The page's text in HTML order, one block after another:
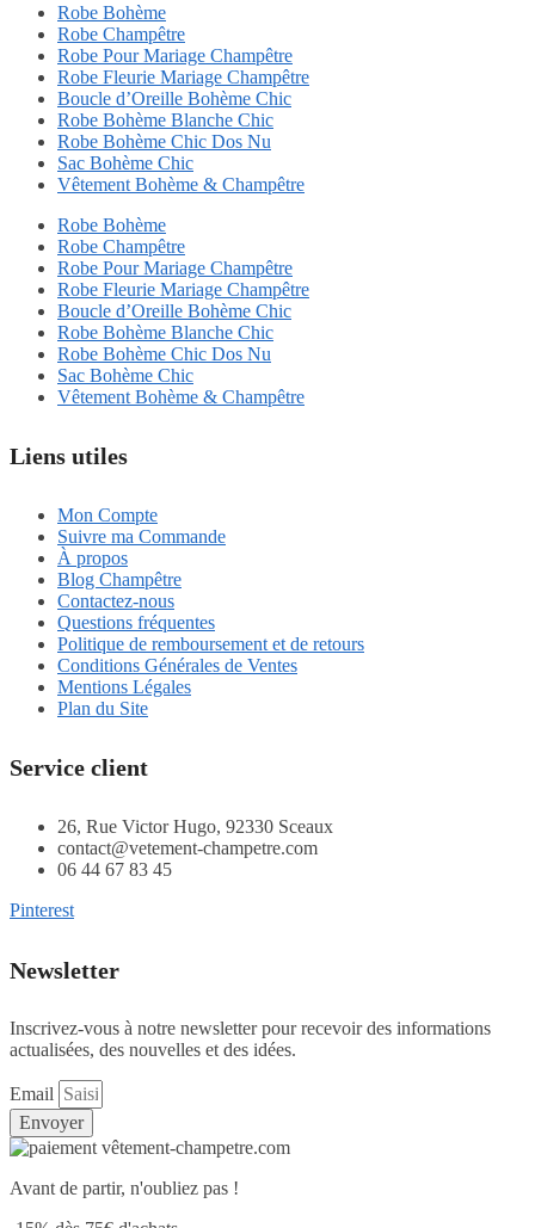
Robe Bohème
Robe Champêtre
Robe Pour Mariage Champêtre
Robe Fleurie Mariage Champêtre
Boucle d’Oreille Bohème Chic
Robe Bohème Blanche Chic
Robe Bohème Chic Dos Nu
Sac Bohème Chic
Vêtement Bohème & Champêtre
Robe Bohème
Robe Champêtre
Robe Pour Mariage Champêtre
Robe Fleurie Mariage Champêtre
Boucle d’Oreille Bohème Chic
Robe Bohème Blanche Chic
Robe Bohème Chic Dos Nu
Sac Bohème Chic
Vêtement Bohème & Champêtre
Liens utiles
Mon Compte
Suivre ma Commande
À propos
Blog Champêtre
Contactez-nous
Questions fréquentes
Politique de remboursement et de retours
Conditions Générales de Ventes
Mentions Légales
Plan du Site
Service client
26, Rue Victor Hugo, 92330 Sceaux
contact@vetement-champetre.com
06 44 67 83 45
Pinterest
Newsletter
Inscrivez-vous à notre newsletter pour recevoir des informations
actualisées, des nouvelles et des idées.
Email
Envoyer
Avant de partir, n'oubliez pas !